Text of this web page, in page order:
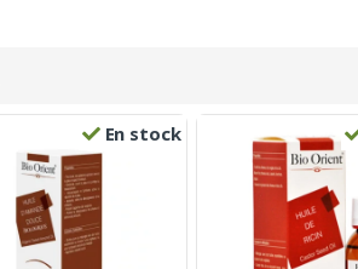
En stock